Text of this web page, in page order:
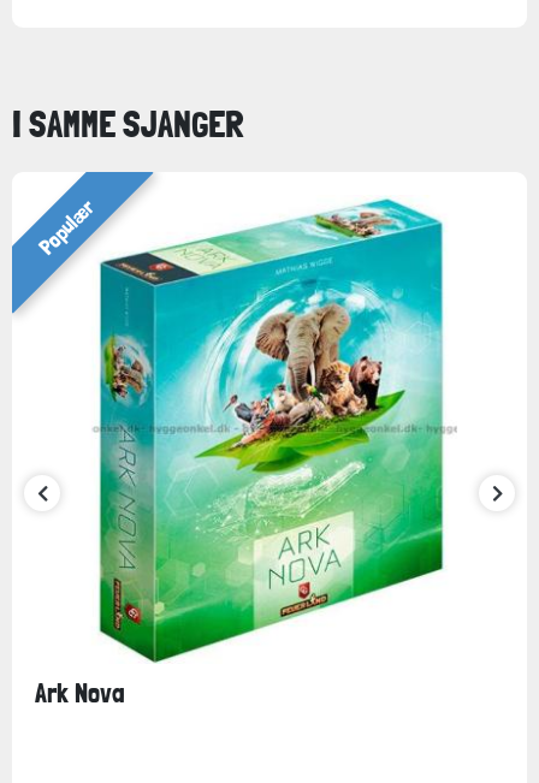
I SAMME SJANGER
Populær
Ark Nova